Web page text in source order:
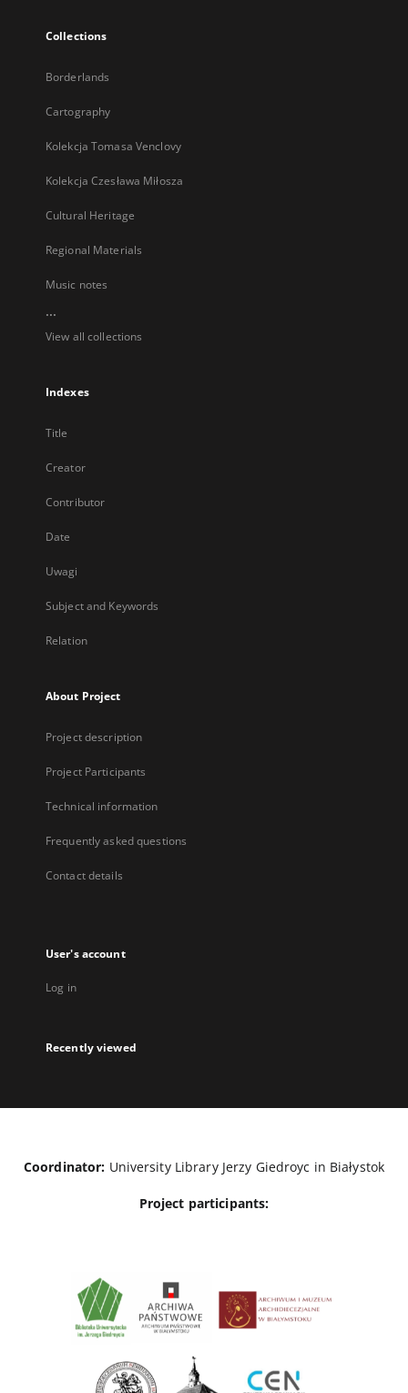
Collections
Borderlands
Cartography
Kolekcja Tomasa Venclovy
Kolekcja Czesława Miłosza
Cultural Heritage
Regional Materials
Music notes
...
View all collections
Indexes
Title
Creator
Contributor
Date
Uwagi
Subject and Keywords
Relation
About Project
Project description
Project Participants
Technical information
Frequently asked questions
Contact details
User's account
Log in
Recently viewed
Coordinator: University Library Jerzy Giedroyc in Białystok
Project participants: